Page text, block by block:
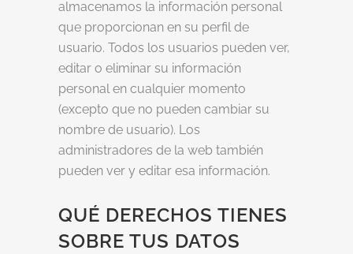
almacenamos la información personal
que proporcionan en su perfil de
usuario. Todos los usuarios pueden ver,
editar o eliminar su información
personal en cualquier momento
(excepto que no pueden cambiar su
nombre de usuario). Los
administradores de la web también
pueden ver y editar esa información.
QUÉ DERECHOS TIENES
SOBRE TUS DATOS